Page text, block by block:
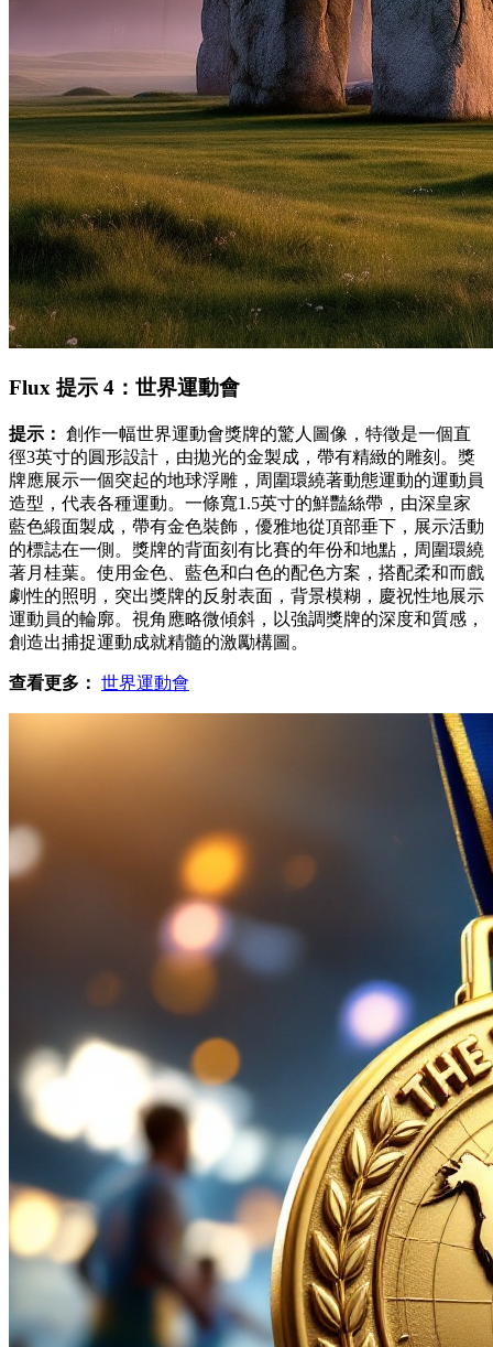
Flux 提示 4：世界運動會
提示： 創作一幅世界運動會獎牌的驚人圖像，特徵是一個直
徑3英寸的圓形設計，由拋光的金製成，帶有精緻的雕刻。獎
牌應展示一個突起的地球浮雕，周圍環繞著動態運動的運動員
造型，代表各種運動。一條寬1.5英寸的鮮豔絲帶，由深皇家
藍色緞面製成，帶有金色裝飾，優雅地從頂部垂下，展示活動
的標誌在一側。獎牌的背面刻有比賽的年份和地點，周圍環繞
著月桂葉。使用金色、藍色和白色的配色方案，搭配柔和而戲
劇性的照明，突出獎牌的反射表面，背景模糊，慶祝性地展示
運動員的輪廓。視角應略微傾斜，以強調獎牌的深度和質感，
創造出捕捉運動成就精髓的激勵構圖。
查看更多： 世界運動會